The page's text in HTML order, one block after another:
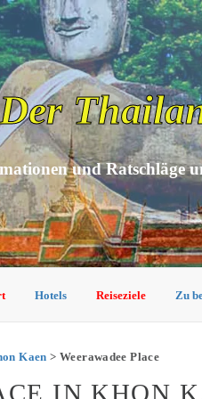
Der
und Ratschläge
Hotels Reiseziele Zu
Kaen > Weerawadee Place
IN KHON